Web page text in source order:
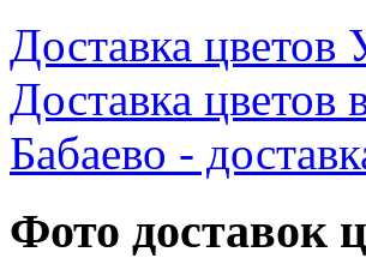
Доставка цветов
Доставка цветов
Бабаево -
Фото доставок